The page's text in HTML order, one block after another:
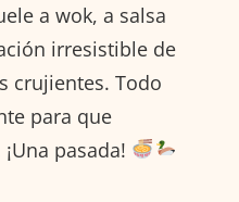
a wok, a salsa
irresistible de
crujientes. Todo
para que
pasada!